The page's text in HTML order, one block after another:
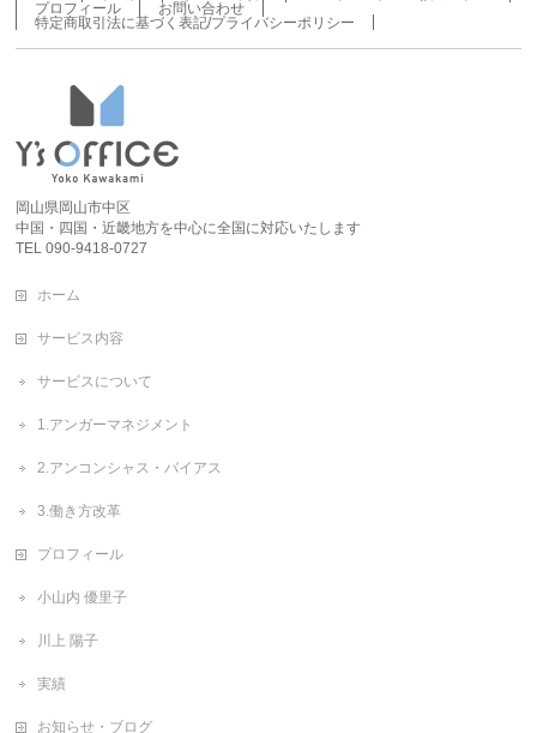
プロフィール
お問い合わせ
特定商取引法に基づく表記/プライバシーポリシー
岡山県岡山市中区
中国・四国・近畿地方を中心に全国に対応いたします
TEL 090-9418-0727
ホーム
サービス内容
サービスについて
1.アンガーマネジメント
2.アンコンシャス・バイアス
3.働き方改革
プロフィール
小山内 優里子
川上 陽子
実績
お知らせ・ブログ